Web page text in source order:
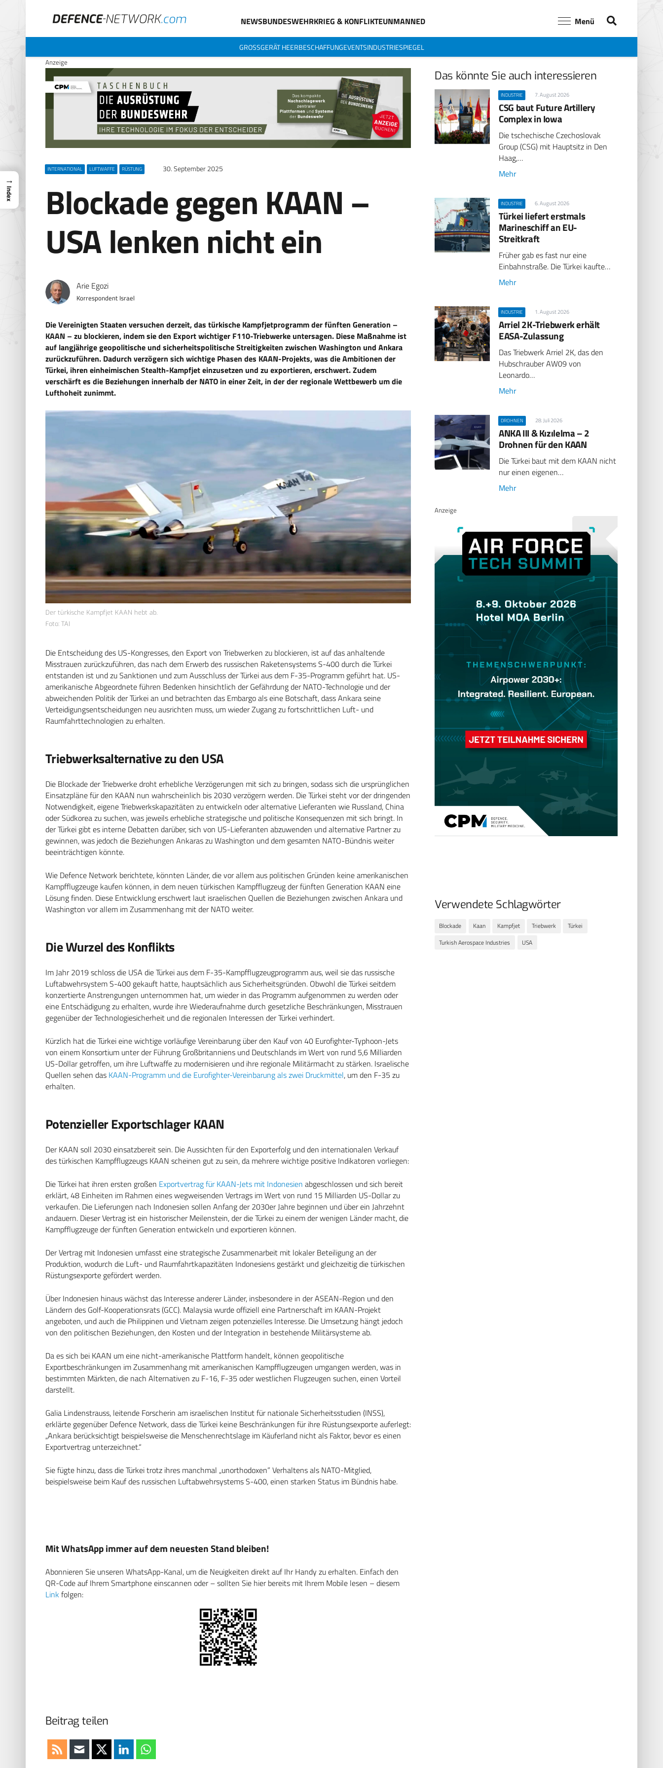
NEWSBUNDESWEHRKRIEG & KONFLIKTEUNMANNED Menü
GROSSGERÄT HEERBESCHAFFUNGEVENTSINDUSTRIESPIEGEL
Anzeige
INTERNATIONAL LUFTWAFFE RÜSTUNG 30. September 2025
Blockade gegen KAAN –
USA lenken nicht ein
Arie Egozi
Korrespondent Israel
Die Vereinigten Staaten versuchen derzeit, das türkische Kampfjetprogramm der fünften Generation –
KAAN – zu blockieren, indem sie den Export wichtiger F110-Triebwerke untersagen. Diese Maßnahme ist
auf langjährige geopolitische und sicherheitspolitische Streitigkeiten zwischen Washington und Ankara
zurückzuführen. Dadurch verzögern sich wichtige Phasen des KAAN-Projekts, was die Ambitionen der
Türkei, ihren einheimischen Stealth-Kampfjet einzusetzen und zu exportieren, erschwert. Zudem
verschärft es die Beziehungen innerhalb der NATO in einer Zeit, in der der regionale Wettbewerb um die
Lufthoheit zunimmt.
Der türkische Kampfjet KAAN hebt ab.
Foto: TAI
Die Entscheidung des US-Kongresses, den Export von Triebwerken zu blockieren, ist auf das anhaltende
Misstrauen zurückzuführen, das nach dem Erwerb des russischen Raketensystems S-400 durch die Türkei
entstanden ist und zu Sanktionen und zum Ausschluss der Türkei aus dem F-35-Programm geführt hat. US-
amerikanische Abgeordnete führen Bedenken hinsichtlich der Gefährdung der NATO-Technologie und der
abweichenden Politik der Türkei an und betrachten das Embargo als eine Botschaft, dass Ankara seine
Verteidigungsentscheidungen neu ausrichten muss, um wieder Zugang zu fortschrittlichen Luft- und
Raumfahrttechnologien zu erhalten.
Triebwerksalternative zu den USA
Die Blockade der Triebwerke droht erhebliche Verzögerungen mit sich zu bringen, sodass sich die ursprünglichen
Einsatzpläne für den KAAN nun wahrscheinlich bis 2030 verzögern werden. Die Türkei steht vor der dringenden
Notwendigkeit, eigene Triebwerkskapazitäten zu entwickeln oder alternative Lieferanten wie Russland, China
oder Südkorea zu suchen, was jeweils erhebliche strategische und politische Konsequenzen mit sich bringt. In
der Türkei gibt es interne Debatten darüber, sich von US-Lieferanten abzuwenden und alternative Partner zu
gewinnen, was jedoch die Beziehungen Ankaras zu Washington und dem gesamten NATO-Bündnis weiter
beeinträchtigen könnte.
Wie Defence Network berichtete, könnten Länder, die vor allem aus politischen Gründen keine amerikanischen
Kampfflugzeuge kaufen können, in dem neuen türkischen Kampfflugzeug der fünften Generation KAAN eine
Lösung finden. Diese Entwicklung erschwert laut israelischen Quellen die Beziehungen zwischen Ankara und
Washington vor allem im Zusammenhang mit der NATO weiter.
Die Wurzel des Konflikts
Im Jahr 2019 schloss die USA die Türkei aus dem F-35-Kampfflugzeugprogramm aus, weil sie das russische
Luftabwehrsystem S-400 gekauft hatte, hauptsächlich aus Sicherheitsgründen. Obwohl die Türkei seitdem
konzertierte Anstrengungen unternommen hat, um wieder in das Programm aufgenommen zu werden oder
eine Entschädigung zu erhalten, wurde ihre Wiederaufnahme durch gesetzliche Beschränkungen, Misstrauen
gegenüber der Technologiesicherheit und die regionalen Interessen der Türkei verhindert.
Kürzlich hat die Türkei eine wichtige vorläufige Vereinbarung über den Kauf von 40 Eurofighter-Typhoon-Jets
von einem Konsortium unter der Führung Großbritanniens und Deutschlands im Wert von rund 5,6 Milliarden
US-Dollar getroffen, um ihre Luftwaffe zu modernisieren und ihre regionale Militärmacht zu stärken. Israelische
Quellen sehen das KAAN-Programm und die Eurofighter-Vereinbarung als zwei Druckmittel, um den F-35 zu
erhalten.
Potenzieller Exportschlager KAAN
Der KAAN soll 2030 einsatzbereit sein. Die Aussichten für den Exporterfolg und den internationalen Verkauf
des türkischen Kampfflugzeugs KAAN scheinen gut zu sein, da mehrere wichtige positive Indikatoren vorliegen:
Die Türkei hat ihren ersten großen Exportvertrag für KAAN-Jets mit Indonesien abgeschlossen und sich bereit
erklärt, 48 Einheiten im Rahmen eines wegweisenden Vertrags im Wert von rund 15 Milliarden US-Dollar zu
verkaufen. Die Lieferungen nach Indonesien sollen Anfang der 2030er Jahre beginnen und über ein Jahrzehnt
andauern. Dieser Vertrag ist ein historischer Meilenstein, der die Türkei zu einem der wenigen Länder macht, die
Kampfflugzeuge der fünften Generation entwickeln und exportieren können.
Der Vertrag mit Indonesien umfasst eine strategische Zusammenarbeit mit lokaler Beteiligung an der
Produktion, wodurch die Luft- und Raumfahrtkapazitäten Indonesiens gestärkt und gleichzeitig die türkischen
Rüstungsexporte gefördert werden.
Über Indonesien hinaus wächst das Interesse anderer Länder, insbesondere in der ASEAN-Region und den
Ländern des Golf-Kooperationsrats (GCC). Malaysia wurde offiziell eine Partnerschaft im KAAN-Projekt
angeboten, und auch die Philippinen und Vietnam zeigen potenzielles Interesse. Die Umsetzung hängt jedoch
von den politischen Beziehungen, den Kosten und der Integration in bestehende Militärsysteme ab.
Da es sich bei KAAN um eine nicht-amerikanische Plattform handelt, können geopolitische
Exportbeschränkungen im Zusammenhang mit amerikanischen Kampfflugzeugen umgangen werden, was in
bestimmten Märkten, die nach Alternativen zu F-16, F-35 oder westlichen Flugzeugen suchen, einen Vorteil
darstellt.
Galia Lindenstrauss, leitende Forscherin am israelischen Institut für nationale Sicherheitsstudien (INSS),
erklärte gegenüber Defence Network, dass die Türkei keine Beschränkungen für ihre Rüstungsexporte auferlegt:
„Ankara berücksichtigt beispielsweise die Menschenrechtslage im Käuferland nicht als Faktor, bevor es einen
Exportvertrag unterzeichnet.“
Sie fügte hinzu, dass die Türkei trotz ihres manchmal „unorthodoxen” Verhaltens als NATO-Mitglied,
beispielsweise beim Kauf des russischen Luftabwehrsystems S-400, einen starken Status im Bündnis habe.
Mit WhatsApp immer auf dem neuesten Stand bleiben!
Abonnieren Sie unseren WhatsApp-Kanal, um die Neuigkeiten direkt auf Ihr Handy zu erhalten. Einfach den
QR-Code auf Ihrem Smartphone einscannen oder – sollten Sie hier bereits mit Ihrem Mobile lesen – diesem
Link folgen:
Beitrag teilen
Das könnte Sie auch interessieren
INDUSTRIE 7. August 2026
CSG baut Future Artillery
Complex in Iowa
Die tschechische Czechoslovak
Group (CSG) mit Hauptsitz in Den
Haag,…
Mehr
INDUSTRIE 6. August 2026
Türkei liefert erstmals
Marineschiff an EU-
Streitkraft
Früher gab es fast nur eine
Einbahnstraße. Die Türkei kaufte…
Mehr
INDUSTRIE 1. August 2026
Arriel 2K-Triebwerk erhält
EASA-Zulassung
Das Triebwerk Arriel 2K, das den
Hubschrauber AW09 von
Leonardo…
Mehr
DROHNEN 28. Juli 2026
ANKA III & Kızılelma – 2
Drohnen für den KAAN
Die Türkei baut mit dem KAAN nicht
nur einen eigenen…
Mehr
Anzeige
Verwendete Schlagwörter
Blockade Kaan Kampfjet Triebwerk
Türkei
Turkish Aerospace Industries
USA
→
Index